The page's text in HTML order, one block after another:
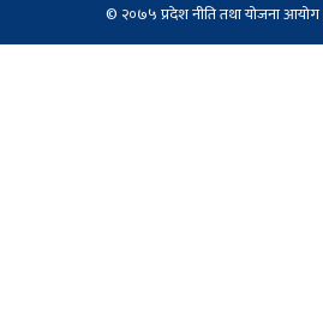
© २०७५ प्रदेश नीति तथा योजना आयोग